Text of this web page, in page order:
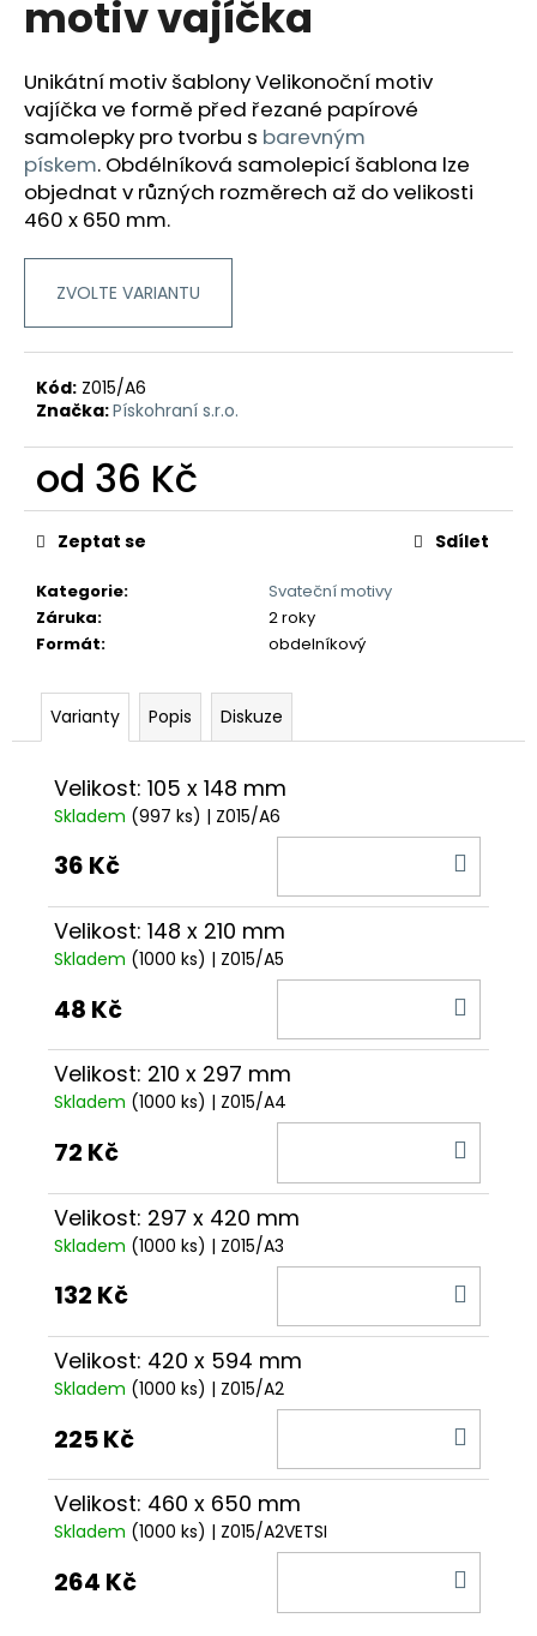
motiv vajíčka
Unikátní motiv šablony Velikonoční motiv
vajíčka ve formě před řezané papírové
samolepky pro tvorbu s barevným
pískem. Obdélníková samolepicí šablona lze
objednat v různých rozměrech až do velikosti
460 x 650 mm.
ZVOLTE VARIANTU
Kód: Z015/A6
Značka:Pískohraní s.r.o.
od 36 Kč
Měrná
cena:
Kategorie:
Svateční motivy
Záruka:
2 roky
Formát: obdelníkový
Zeptat se Sdílet
Varianty Popis Diskuze
Velikost: 105 x 148 mm
Skladem (997 ks) | Z015/A6
36 Kč
Velikost: 148 x 210 mm
Skladem (1000 ks) | Z015/A5
48 Kč
Velikost: 210 x 297 mm
Skladem (1000 ks) | Z015/A4
72 Kč
Velikost: 297 x 420 mm
Skladem (1000 ks) | Z015/A3
132 Kč
Velikost: 420 x 594 mm
Skladem (1000 ks) | Z015/A2
225 Kč
Velikost: 460 x 650 mm
Skladem (1000 ks) | Z015/A2VETSI
264 Kč
a
í
t
?
D
o
u
č
e
m